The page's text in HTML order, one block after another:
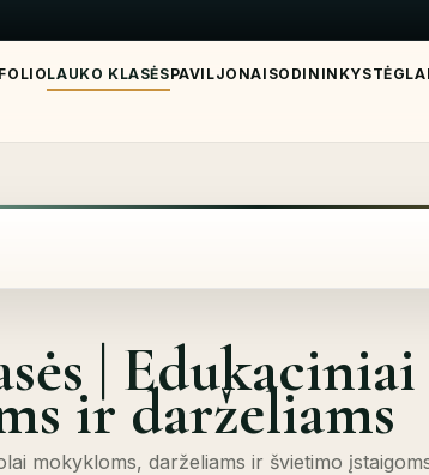
LAUKO KLASĖSPAVILJONAI SODININKYSTĖ
|
ir darželiams
mokykloms, darželiams ir švietimo